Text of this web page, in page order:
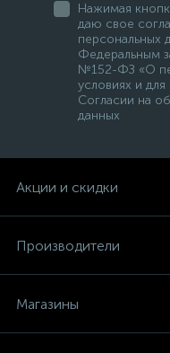
Нажимая
даю свое
персональных
Федеральным
№152-ФЗ «О
условиях и
Согласии на
данных
Акции и скидки
Производители
Магазины